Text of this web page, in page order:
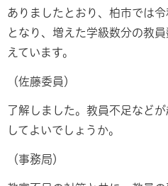
ありましたとおり、柏市では
となり、増えた学級数分の教
えています。
（佐藤委員）
了解しました。教員不足など
してよいでしょうか。
（事務局）